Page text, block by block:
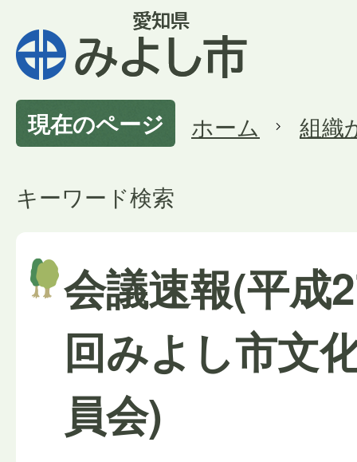
現在のページ ホーム 組織
キーワード検索
会議速報(平成
回みよし市文
員会)